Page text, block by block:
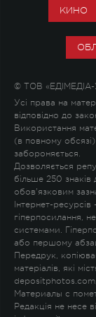
КИНО
© ТОВ
Усі права на
відповідно до
Використання
(в повному
забороняється.
Дозволяється
більше 250 знаків
обов'язковим
Інтернет-
гіперпосилання,
системами.
або першому
Передрук,
матеріалів, які
Материалы с
Редакція не несе